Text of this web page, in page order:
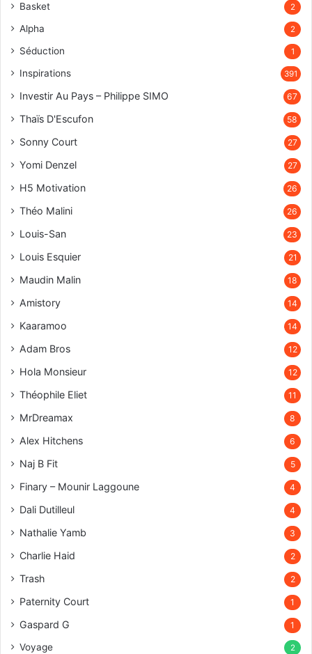
Basket 2
Alpha 2
Séduction 1
Inspirations 391
Investir Au Pays – Philippe SIMO 67
Thaïs D'Escufon 58
Sonny Court 27
Yomi Denzel 27
H5 Motivation 26
Théo Malini 26
Louis-San 23
Louis Esquier 21
Maudin Malin 18
Amistory 14
Kaaramoo 14
Adam Bros 12
Hola Monsieur 12
Théophile Eliet 11
MrDreamax 8
Alex Hitchens 6
Naj B Fit 5
Finary – Mounir Laggoune 4
Dali Dutilleul 4
Nathalie Yamb 3
Charlie Haid 2
Trash 2
Paternity Court 1
Gaspard G 1
Voyage 2